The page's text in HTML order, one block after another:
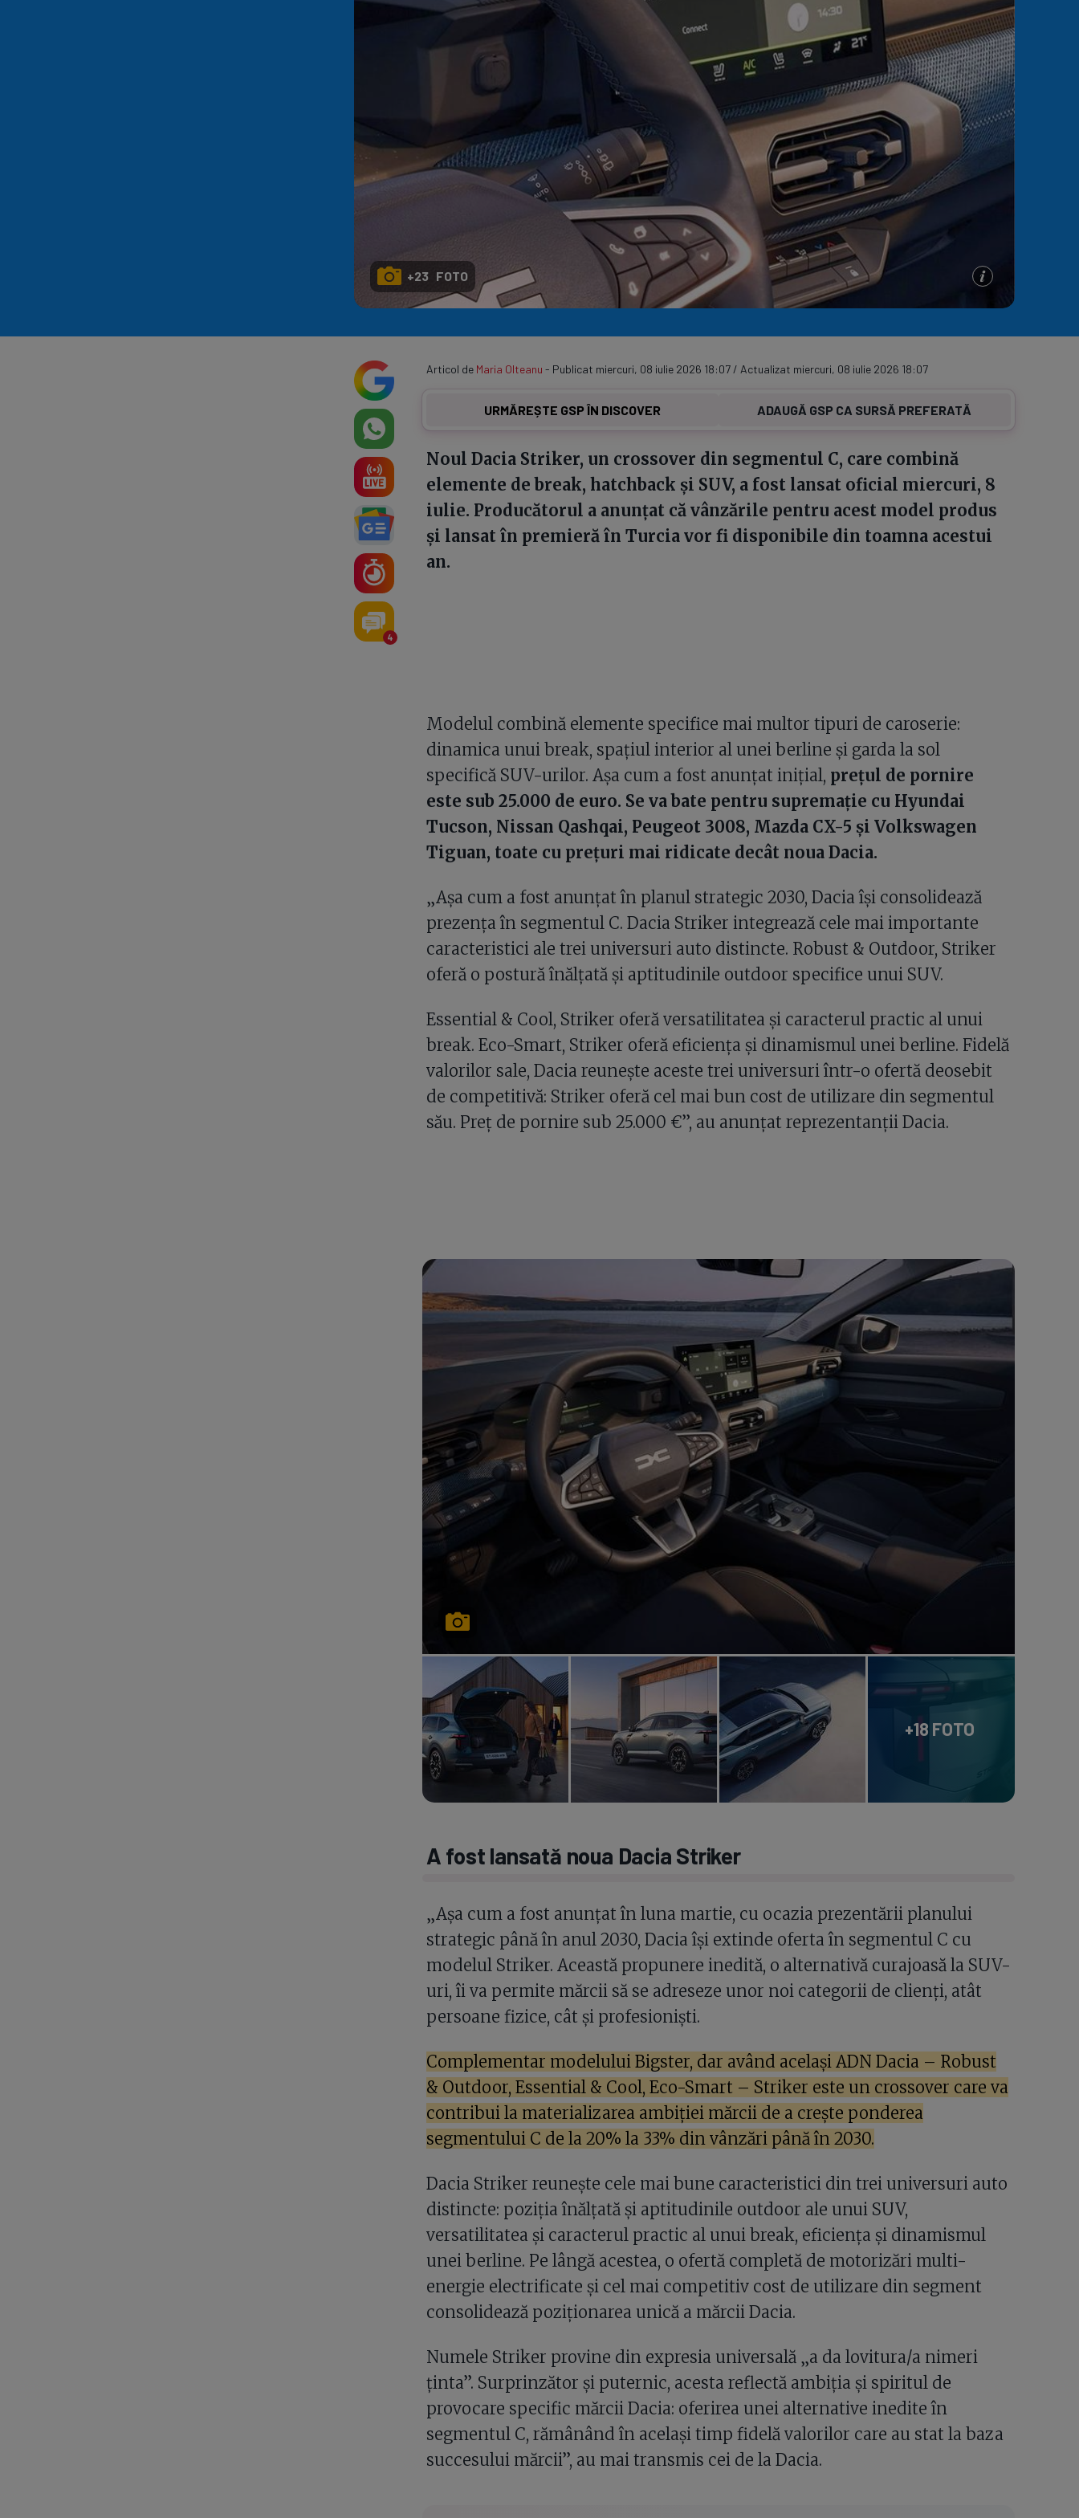
Serie A
Clasament
Program TV
+23 FOTO
4
Articol de Maria Olteanu - Publicat miercuri, 08 iulie 2026 18:07 / Actualizat miercuri, 08 iulie 2026 18:07
URMĂREȘTE GSP ÎN DISCOVER ADAUGĂ GSP CA SURSĂ PREFERATĂ
Noul Dacia Striker, un crossover din segmentul C, care combină
elemente de break, hatchback și SUV, a fost lansat oficial miercuri, 8
iulie. Producătorul a anunțat că vânzările pentru acest model produs
și lansat în premieră în Turcia vor fi disponibile din toamna acestui
an.
Modelul combină elemente specifice mai multor tipuri de caroserie:
dinamica unui break, spațiul interior al unei berline și garda la sol
specifică SUV-urilor. Așa cum a fost anunțat inițial, prețul de pornire
este sub 25.000 de euro. Se va bate pentru supremație cu Hyundai
Tucson, Nissan Qashqai, Peugeot 3008, Mazda CX-5 și Volkswagen
Tiguan, toate cu prețuri mai ridicate decât noua Dacia.
„Așa cum a fost anunțat în planul strategic 2030, Dacia își consolidează
prezența în segmentul C. Dacia Striker integrează cele mai importante
caracteristici ale trei universuri auto distincte. Robust & Outdoor, Striker
oferă o postură înălțată și aptitudinile outdoor specifice unui SUV.
Essential & Cool, Striker oferă versatilitatea și caracterul practic al unui
break. Eco-Smart, Striker oferă eficiența și dinamismul unei berline. Fidelă
valorilor sale, Dacia reunește aceste trei universuri într-o ofertă deosebit
de competitivă: Striker oferă cel mai bun cost de utilizare din segmentul
său. Preț de pornire sub 25.000 €”, au anunțat reprezentanții Dacia.
+18 FOTO
A fost lansată noua Dacia Striker
„Așa cum a fost anunțat în luna martie, cu ocazia prezentării planului
strategic până în anul 2030, Dacia își extinde oferta în segmentul C cu
modelul Striker. Această propunere inedită, o alternativă curajoasă la SUV-
uri, îi va permite mărcii să se adreseze unor noi categorii de clienți, atât
persoane fizice, cât și profesioniști.
Complementar modelului Bigster, dar având același ADN Dacia – Robust
& Outdoor, Essential & Cool, Eco-Smart – Striker este un crossover care va
contribui la materializarea ambiției mărcii de a crește ponderea
segmentului C de la 20% la 33% din vânzări până în 2030.
Dacia Striker reunește cele mai bune caracteristici din trei universuri auto
distincte: poziția înălțată și aptitudinile outdoor ale unui SUV,
versatilitatea și caracterul practic al unui break, eficiența și dinamismul
unei berline. Pe lângă acestea, o ofertă completă de motorizări multi-
energie electrificate și cel mai competitiv cost de utilizare din segment
consolidează poziționarea unică a mărcii Dacia.
Numele Striker provine din expresia universală „a da lovitura/a nimeri
ținta”. Surprinzător și puternic, acesta reflectă ambiția și spiritul de
provocare specific mărcii Dacia: oferirea unei alternative inedite în
segmentul C, rămânând în același timp fidelă valorilor care au stat la baza
succesului mărcii”, au mai transmis cei de la Dacia.